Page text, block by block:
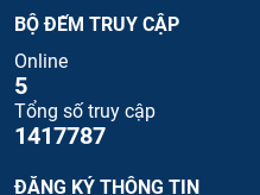
BỘ ĐẾM TRUY CẬP
Online
5
Tổng số truy cập
1417787
ĐĂNG KÝ THÔNG TIN